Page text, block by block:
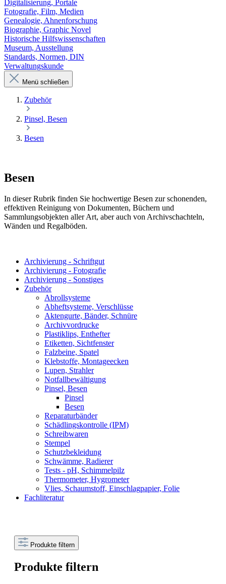
Digitalisierung, Portale
Fotografie, Film, Medien
Genealogie, Ahnenforschung
Biographie, Graphic Novel
Historische Hilfswissenschaften
Museum, Ausstellung
Standards, Normen, DIN
Verwaltungskunde
Menü schließen
Zubehör
Pinsel, Besen
Besen
Besen
In dieser Rubrik finden Sie hochwertige Besen zur schonenden,
effektiven Reinigung von Dokumenten, Büchern und
Sammlungsobjekten aller Art, aber auch von Archivschachteln,
Wänden und Regalböden.
Archivierung - Schriftgut
Archivierung - Fotografie
Archivierung - Sonstiges
Zubehör
Abrollsysteme
Abheftsysteme, Verschlüsse
Aktengurte, Bänder, Schnüre
Archivvordrucke
Plastiklips, Enthefter
Etiketten, Sichtfenster
Falzbeine, Spatel
Klebstoffe, Montageecken
Lupen, Strahler
Notfallbewältigung
Pinsel, Besen
Pinsel
Besen
Reparaturbänder
Schädlingskontrolle (IPM)
Schreibwaren
Stempel
Schutzbekleidung
Schwämme, Radierer
Tests - pH, Schimmelpilz
Thermometer, Hygrometer
Vlies, Schaumstoff, Einschlagpapier, Folie
Fachliteratur
Produkte filtern
Produkte filtern